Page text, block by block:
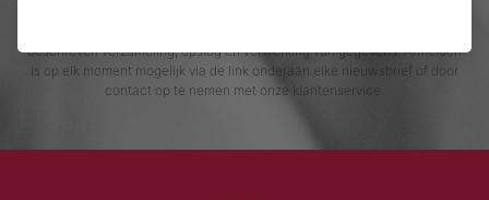
beschreven verzameling, opslag en verwerking van gegevens. Afmelden
is op elk moment mogelijk via de link onderaan elke nieuwsbrief of door
contact op te nemen met onze klantenservice.